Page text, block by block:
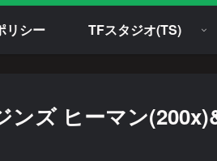
リシー TFスタジオ(TS)
ズ ヒーマン